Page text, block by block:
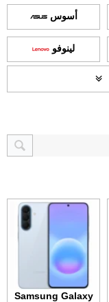
أسوس
لينوفو
Samsung Galaxy